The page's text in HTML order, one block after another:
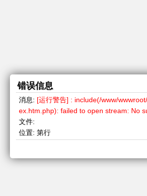
错误信息
消息: [运行警告] : include(/www/
ex.htm.php): failed to open stream: No
文件:
位置: 第行